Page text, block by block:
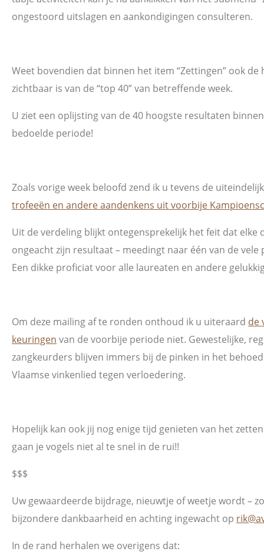
ongestoord uitslagen en aankondigingen consulteren.
Weet bovendien dat binnen het item “Zettingen” ook de
zichtbaar is van de “top 40” van betreffende week.
U ziet een oplijsting van de 40 hoogste resultaten
bedoelde periode!
Zoals vorige week beloofd zend ik u tevens de
trofeeën en andere aandenkens uit voorbije
Uit de verdeling blijkt ontegensprekelijk het feit dat elke
ongeacht zijn resultaat – meedingt naar één van de vele
Een dikke proficiat voor alle laureaten en andere
Om deze mailing af te ronden onthoud ik u uiteraard de
keuringen van de voorbije periode niet. Gewestelijke,
zangkeurders blijven immers bij de pinken in het
Vlaamse vinkenlied tegen verloedering.
Hopelijk kan ook jij nog enige tijd genieten van het
gaan je vogels niet al te snel in de rui!!
$$$
Uw gewaardeerde bijdrage, nieuwtje of weetje wordt –
bijzondere dankbaarheid en achting ingewacht op
In de rand herhalen we overigens dat: